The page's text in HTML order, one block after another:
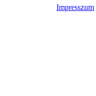
Impresszum